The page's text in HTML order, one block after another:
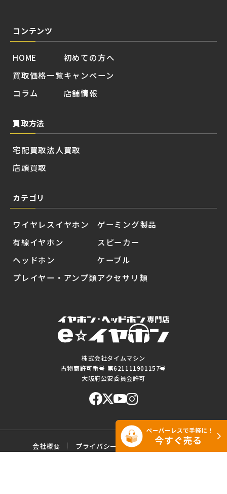
株式会社タイムマシン
古物商許可番号 第621111901157号
大阪府公安委員会許可
コンテンツ
HOME
買取価格一覧
コラム
初めての方へ
キャンペーン
店舗情報
買取方法
宅配買取
店頭買取
法人買取
カテゴリ
ワイヤレスイヤホン
有線イヤホン
ヘッドホン
プレイヤー・アンプ類
ゲーミング製品
スピーカー
ケーブル
アクセサリ類
会社概要 プライバシーポリシー
ご利用規約